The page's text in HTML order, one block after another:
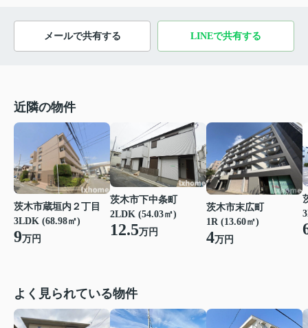
メールで共有する LINEで共有する
近隣の物件
茨木市蔵垣内２丁目
3LDK (68.98㎡)
9万円
茨木市下中条町
2LDK (54.03㎡)
12.5万円
茨木市末広町
1R (13.60㎡)
4万円
よく見られている物件